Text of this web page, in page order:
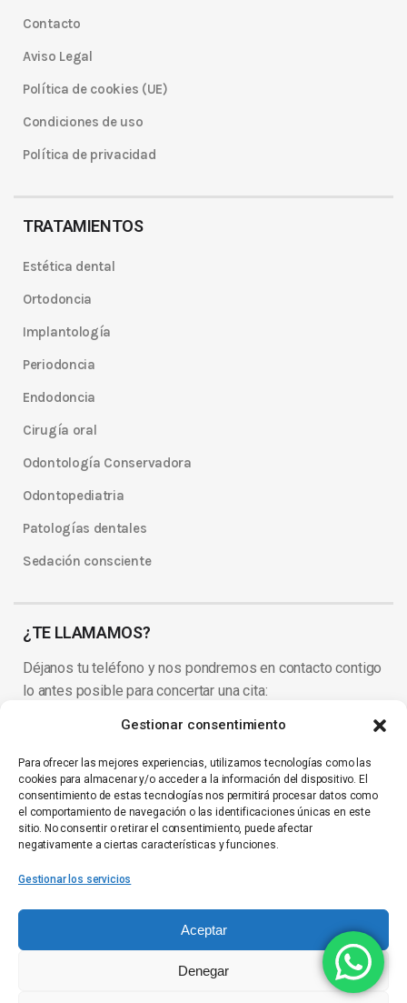
Gestionar consentimiento
Para ofrecer las mejores experiencias, utilizamos tecnologías como las
cookies para almacenar y/o acceder a la información del dispositivo. El
consentimiento de estas tecnologías nos permitirá procesar datos como
el comportamiento de navegación o las identificaciones únicas en este
sitio. No consentir o retirar el consentimiento, puede afectar
negativamente a ciertas características y funciones.
Gestionar los servicios
Aceptar
Denegar
Contacto
Aviso Legal
Política de cookies (UE)
Condiciones de uso
Política de privacidad
TRATAMIENTOS
Estética dental
Ortodoncia
Implantología
Periodoncia
Endodoncia
Cirugía oral
Odontología Conservadora
Odontopediatria
Patologías dentales
Sedación consciente
¿TE LLAMAMOS?
Déjanos tu teléfono y nos pondremos en contacto contigo
lo antes posible para concertar una cita:
He leído y acepto lapolítica de privacidad.
Responsable de los datos: Implantes Velázquez, SL.Finalidad de
los datos: Contacto telefónico para concertar cita.Almacenamiento
de los datos: Base de datos interna.Derechos: En cualquier
en la clínica.